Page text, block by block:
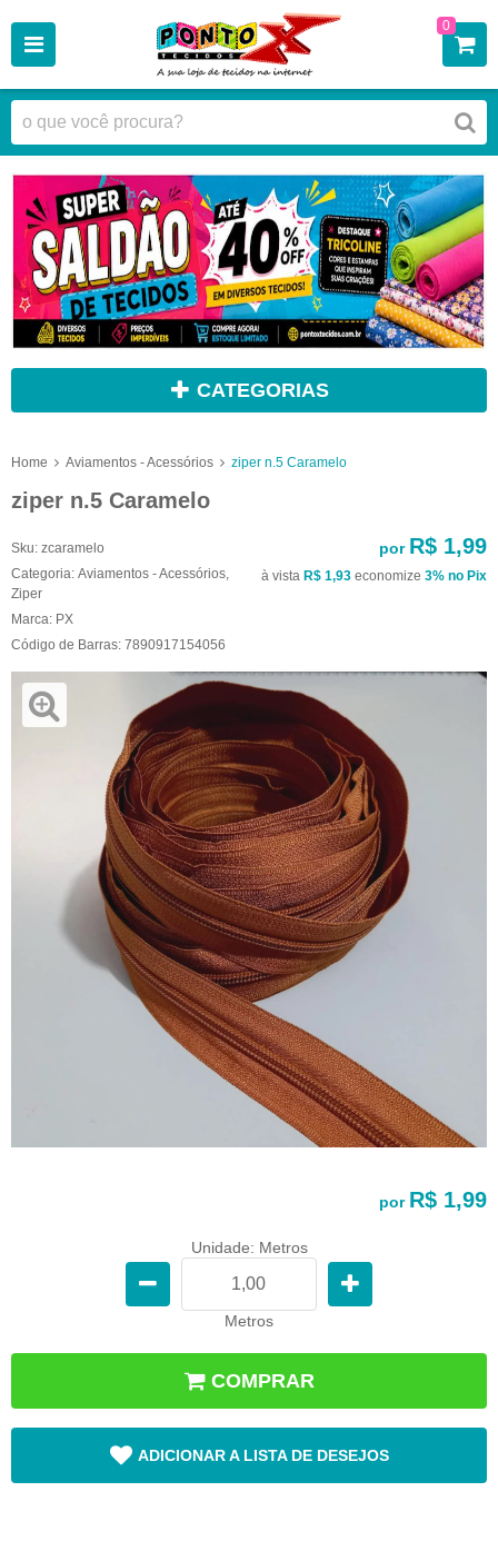
0
CATEGORIAS
Home Aviamentos - Acessórios ziper n.5 Caramelo
ziper n.5 Caramelo
Sku: zcaramelo
Categoria: Aviamentos - Acessórios,
Ziper
Marca: PX
Código de Barras: 7890917154056
por R$ 1,99
à vista R$ 1,93 economize 3% no Pix
por R$ 1,99
Unidade: Metros
Metros
COMPRAR
ADICIONAR A LISTA DE DESEJOS